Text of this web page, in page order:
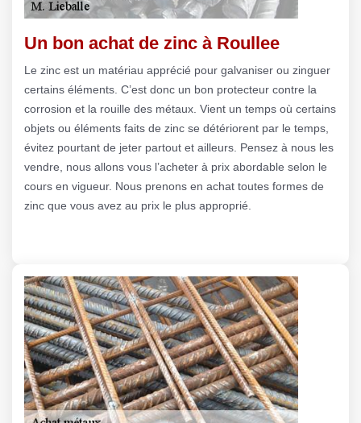
Un bon achat de zinc à Roullee
Le zinc est un matériau apprécié pour galvaniser ou zinguer
certains éléments. C’est donc un bon protecteur contre la
corrosion et la rouille des métaux. Vient un temps où certains
objets ou éléments faits de zinc se détériorent par le temps,
évitez pourtant de jeter partout et ailleurs. Pensez à nous les
vendre, nous allons vous l’acheter à prix abordable selon le
cours en vigueur. Nous prenons en achat toutes formes de
zinc que vous avez au prix le plus approprié.